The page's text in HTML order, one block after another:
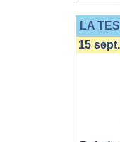
LA
15 sept.